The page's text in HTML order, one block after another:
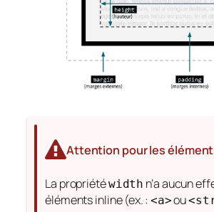
Attention pour les
La propriétéwidth n’a aucun
éléments inline (ex. : <a>ou